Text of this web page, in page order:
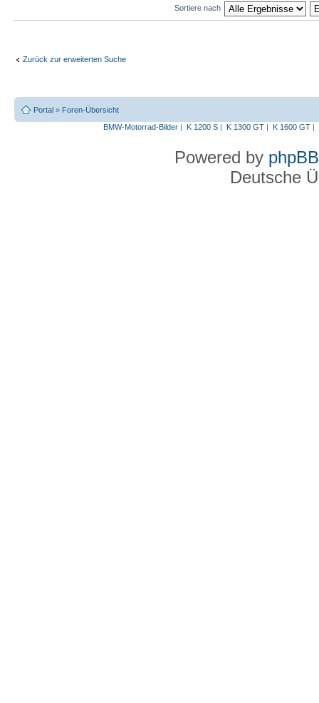
Sortiere nach
Zurück zur erweiterten Suche
Portal » Foren-Übersicht
BMW-Motorrad-Bilder| K 1200 S| K 1300 GT| K 1600 GT|
Powered by phpBB
Deutsche